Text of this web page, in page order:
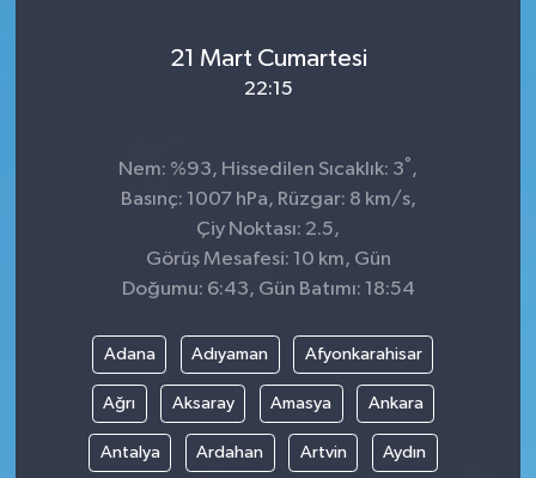
21 Mart Cumartesi
22:15
Nem: %93, Hissedilen Sıcaklık: 3° ,
Basınç: 1007 hPa, Rüzgar: 8 km/s,
Çiy Noktası: 2.5,
Görüş Mesafesi: 10 km, Gün
Doğumu: 6:43, Gün Batımı: 18:54
Adana Adıyaman Afyonkarahisar
Ağrı Aksaray Amasya Ankara
Antalya Ardahan Artvin Aydın